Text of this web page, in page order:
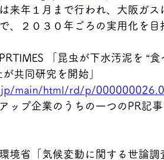
来年１月まで行われ、大阪ガ
、２０３０年ごろの実用化を目
「昆虫が下水汚泥を “食
共同研究を開始」
main/html/rd/p/
ップ企業のうちの一つのPR記
省「気候変動に関する世論調